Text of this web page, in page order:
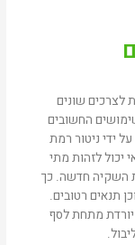
לצרכים שונים
החשובים
ידי ניטור רמת
יכול לזהות מתי
השקיה חדשה. כך
תנאים רטובים.
יורדת מתחת לסף